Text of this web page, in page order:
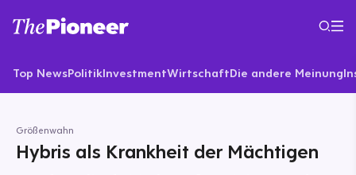
Top NewsPolitikInvestmentWirtschaftDie andere Meinung
Größenwahn
Hybris als Krankheit der Mächtigen